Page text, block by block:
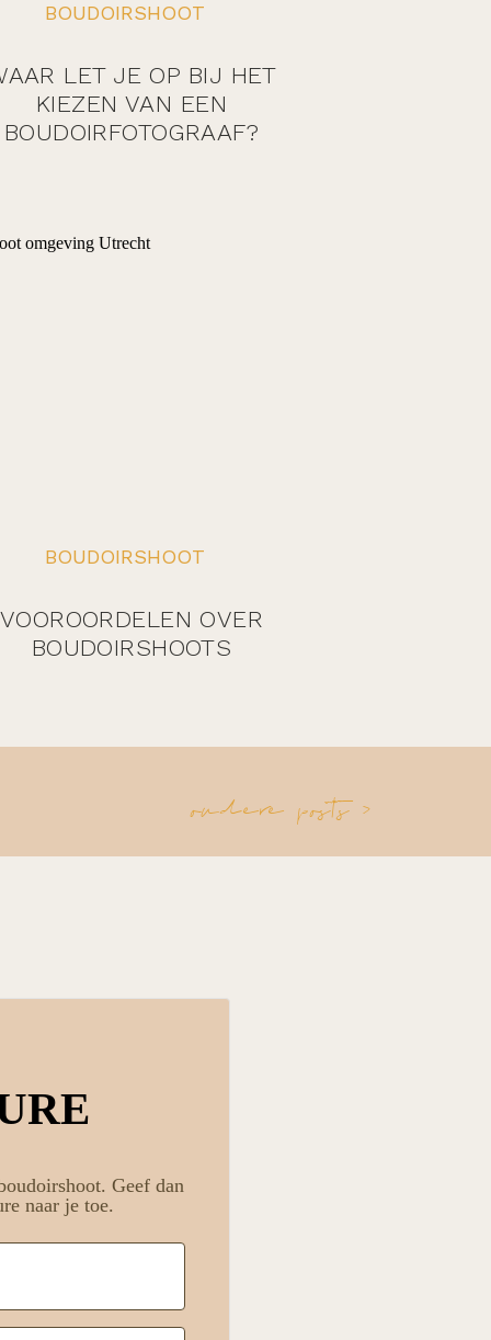
LET JE OP BIJ HET
KIEZEN VAN EEN
BOUDOIRFOTOGRAAF?
BOUDOIRSHOOT
VOOROORDELEN OVER
BOUDOIRSHOOTS
BOUDOIRSHOOT
oudere posts >
Geef dan
naar je toe.